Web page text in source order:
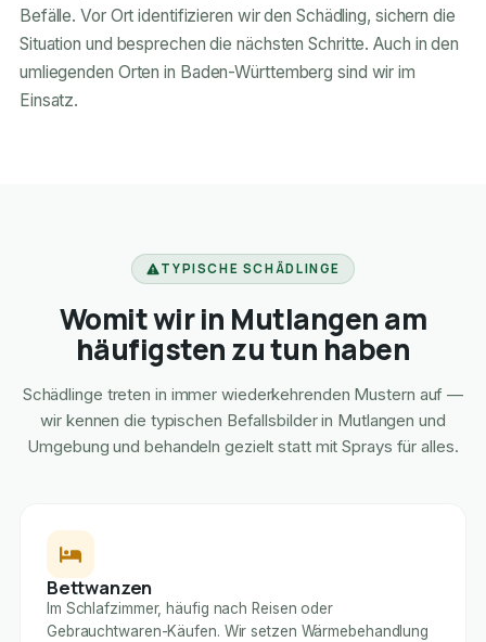
Befälle. Vor Ort identifizieren wir den Schädling, sichern die
Situation und besprechen die nächsten Schritte. Auch in den
umliegenden Orten in Baden-Württemberg sind wir im
Einsatz.
TYPISCHE SCHÄDLINGE
Womit wir in Mutlangen am
häufigsten zu tun haben
Schädlinge treten in immer wiederkehrenden Mustern auf —
wir kennen die typischen Befallsbilder in Mutlangen und
Umgebung und behandeln gezielt statt mit Sprays für alles.
Bettwanzen
Im Schlafzimmer, häufig nach Reisen oder
Gebrauchtwaren-Käufen. Wir setzen Wärmebehandlung